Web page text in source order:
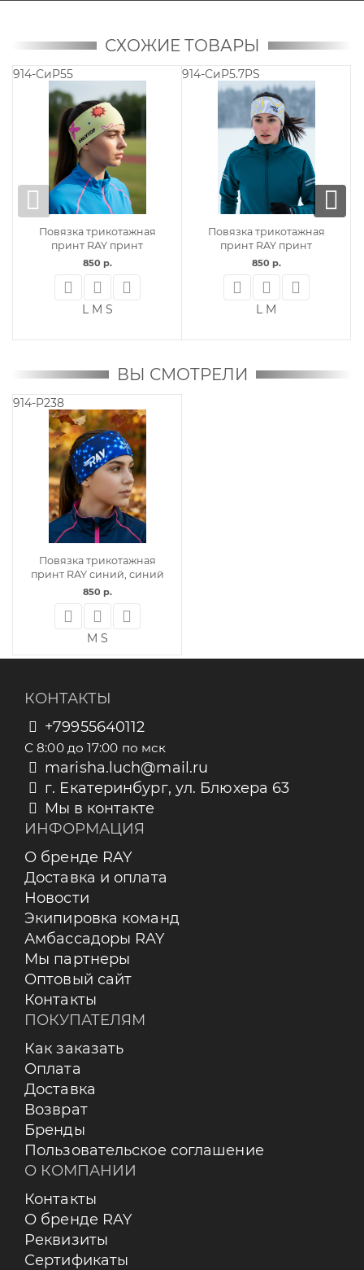
СХОЖИЕ ТОВАРЫ
914-СиP55
Повязка трикотажная
принт RAY принт
850 р.
L M S
914-СиP5.7PS
Повязка трикотажная
принт RAY принт
850 р.
L M
ВЫ СМОТРЕЛИ
914-P238
Повязка трикотажная
принт RAY синий, синий
850 р.
M S
КОНТАКТЫ
+79955640112
С 8:00 до 17:00 по мск
marisha.luch@mail.ru
г. Екатеринбург, ул. Блюхера 63
Мы в контакте
ИНФОРМАЦИЯ
О бренде RAY
Доставка и оплата
Новости
Экипировка команд
Амбассадоры RAY
Мы партнеры
Оптовый сайт
Контакты
ПОКУПАТЕЛЯМ
Как заказать
Оплата
Доставка
Возврат
Бренды
Пользовательское соглашение
О КОМПАНИИ
Контакты
О бренде RAY
Реквизиты
Сертификаты